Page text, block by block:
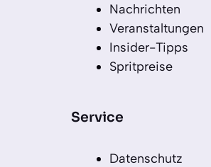
Nachrichten
Veranstaltungen
Insider-Tipps
Spritpreise
Service
Datenschutz